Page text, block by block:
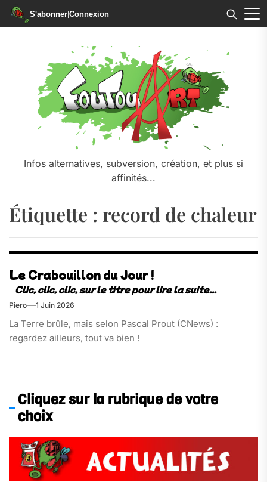
S'abonner|Connexion
Infos alternatives, subversion, création, et plus si
affinités...
Étiquette : record de chaleur
Le Crabouillon du Jour !
Piero 1 Juin 2026
La Terre brûle, mais selon Pascal Prout (CNews) :
regardez ailleurs, tout va bien !
Cliquez sur la rubrique de votre
choix